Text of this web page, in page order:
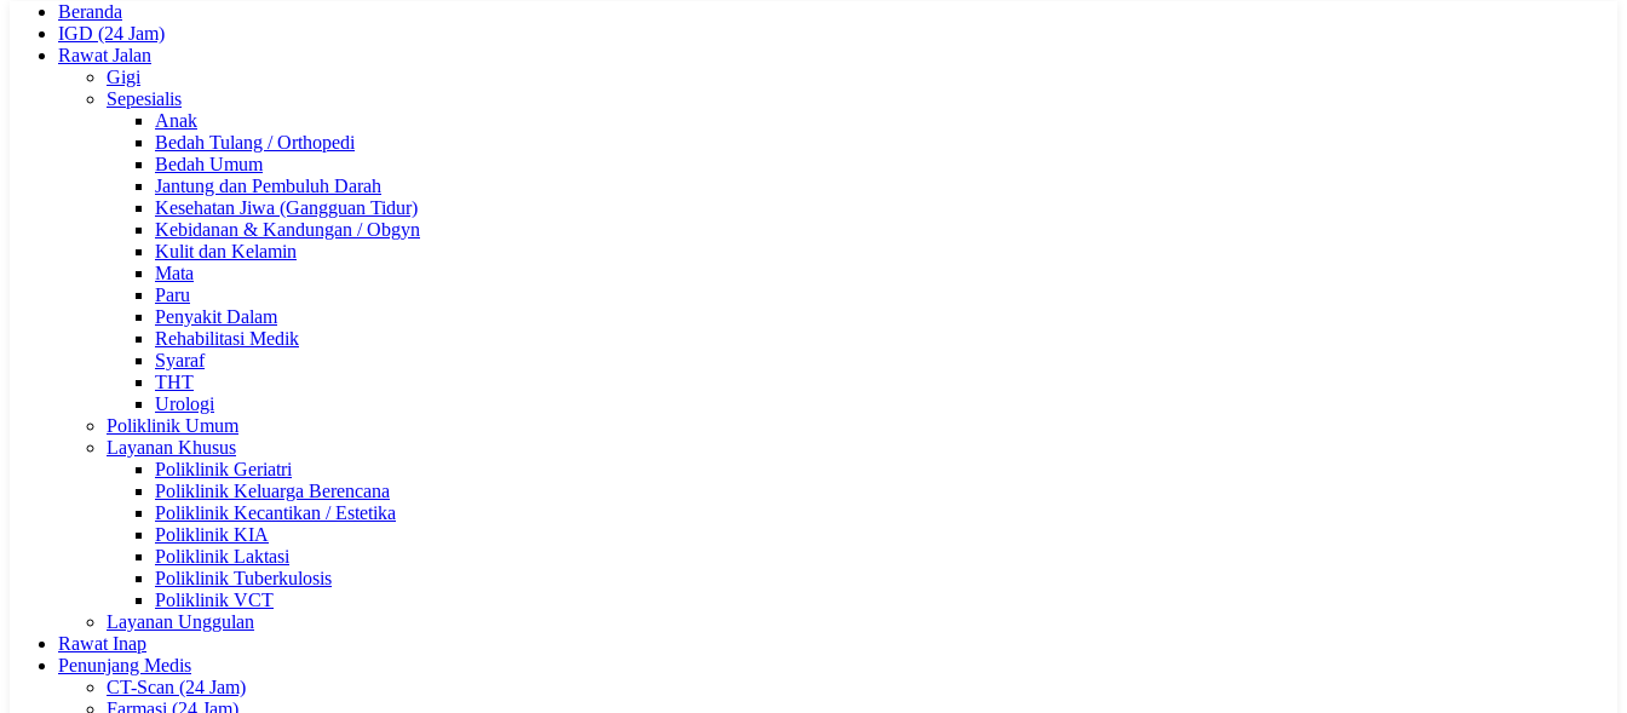
Beranda
IGD (24 Jam)
Rawat Jalan
Gigi
Sepesialis
Anak
Bedah Tulang / Orthopedi
Bedah Umum
Jantung dan Pembuluh Darah
Kesehatan Jiwa (Gangguan Tidur)
Kebidanan & Kandungan / Obgyn
Kulit dan Kelamin
Mata
Paru
Penyakit Dalam
Rehabilitasi Medik
Syaraf
THT
Urologi
Poliklinik Umum
Layanan Khusus
Poliklinik Geriatri
Poliklinik Keluarga Berencana
Poliklinik Kecantikan / Estetika
Poliklinik KIA
Poliklinik Laktasi
Poliklinik Tuberkulosis
Poliklinik VCT
Layanan Unggulan
Rawat Inap
Penunjang Medis
CT-Scan (24 Jam)